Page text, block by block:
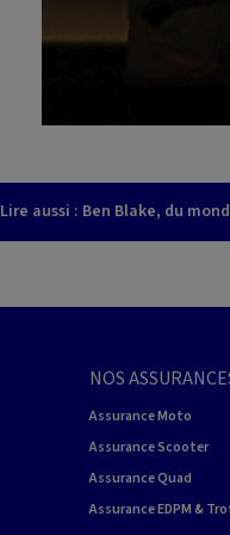
Lire aussi : Ben Blake, du
NOS
Assurance Moto
Assurance Scooter
Assurance Quad
Assurance EDPM &